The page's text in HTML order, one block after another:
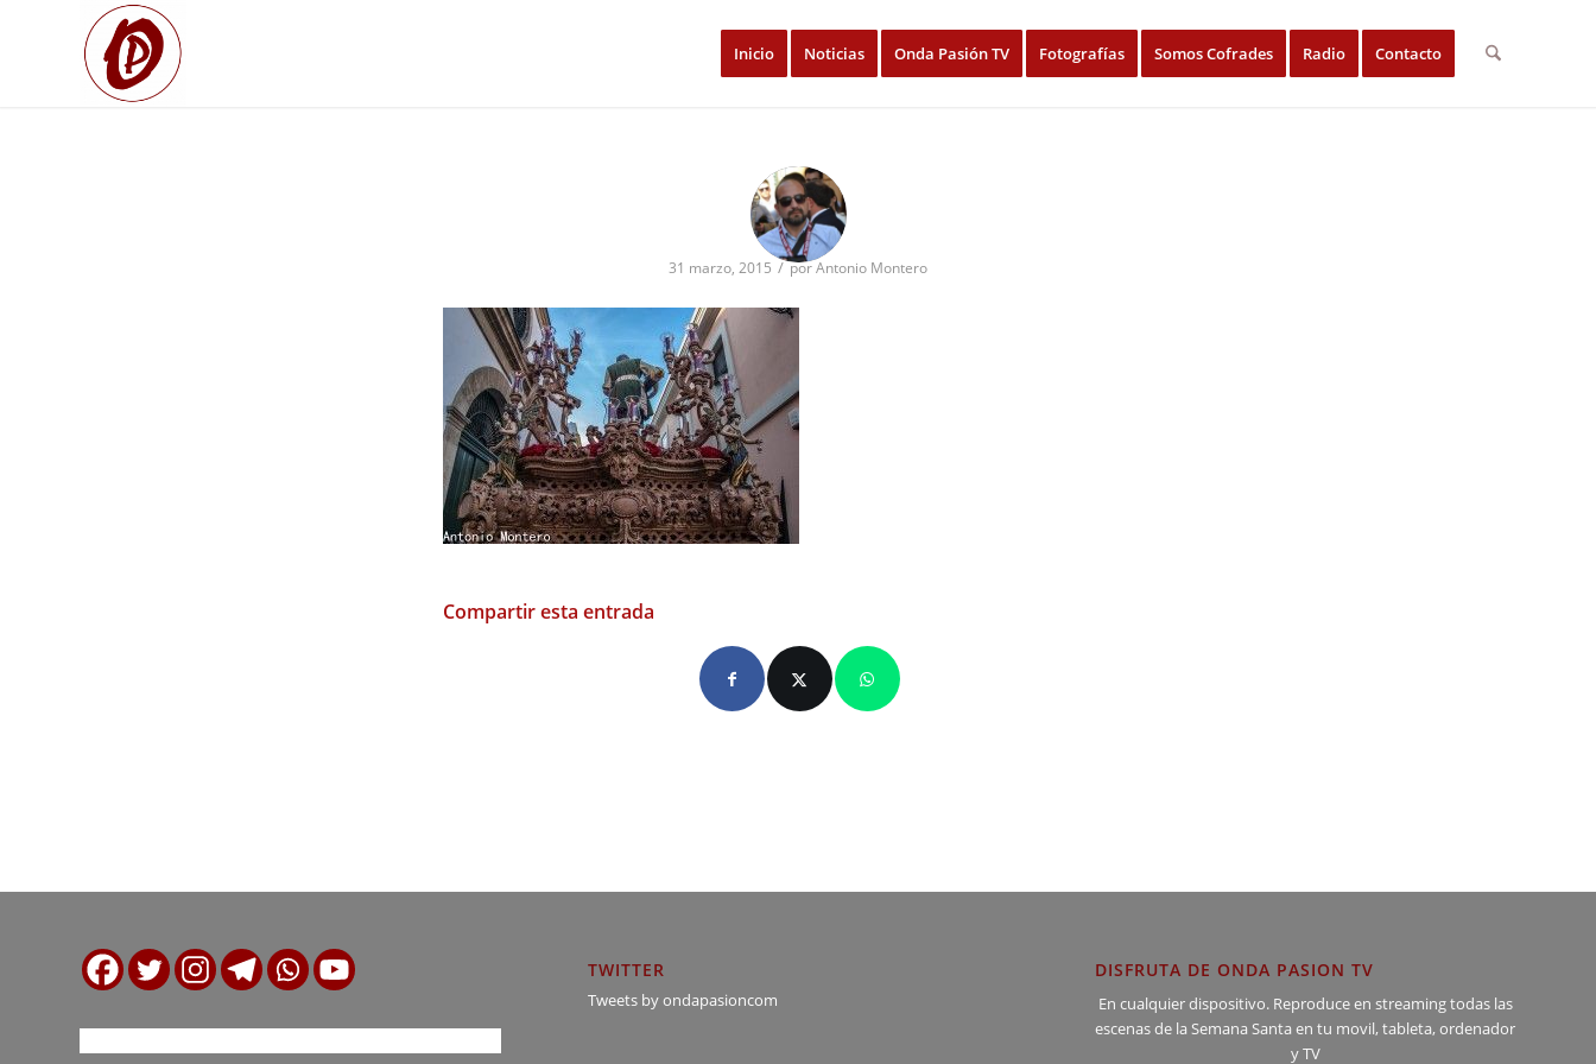
Inicio Noticias Onda Pasión TV Fotografías Somos Cofrades Radio Contacto
31 marzo, 2015 / porAntonio Montero
Compartir esta entrada
TWITTER
Tweets by ondapasioncom
DISFRUTA DE ONDA PASION TV
En cualquier dispositivo. Reproduce en streaming todas las
escenas de la Semana Santa en tu movil, tableta, ordenador
y TV